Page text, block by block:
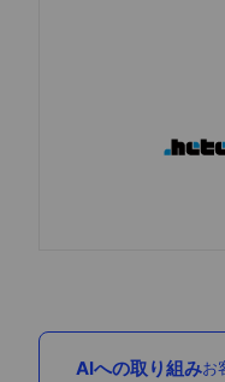
AIへの取り組みお